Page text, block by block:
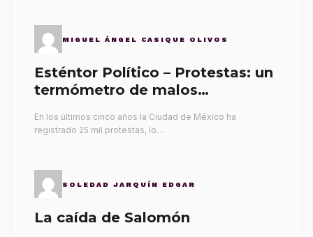
MIGUEL ÁNGEL CASIQUE OLIVOS
Esténtor Político – Protestas: un
termómetro de malos
En los últimos cinco años la Ciudad de México ha
registrado 25 mil protestas, lo…
SOLEDAD JARQUÍN EDGAR
La caída de Salomón